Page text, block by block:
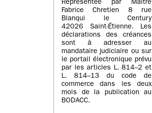
Représentée par Maître
Fabrice Chretien 8 rue
Blanqui le Century
42026 Saint-Étienne. Les
déclarations des créances
sont à adresser au
mandataire judiciaire ou sur
le portail électronique prévu
par les articles L. 814–2 et
L. 814–13 du code de
commerce dans les deux
mois de la publication au
BODACC.